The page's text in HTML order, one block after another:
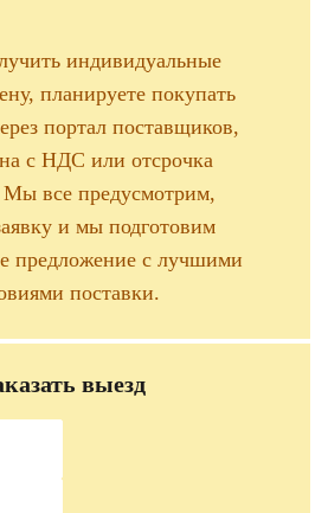
индивидуальные
планируете покупать
портал поставщиков,
с НДС или отсрочка
Мы все предусмотрим,
и мы подготовим
предложение с лучшими
поставки.
выезд